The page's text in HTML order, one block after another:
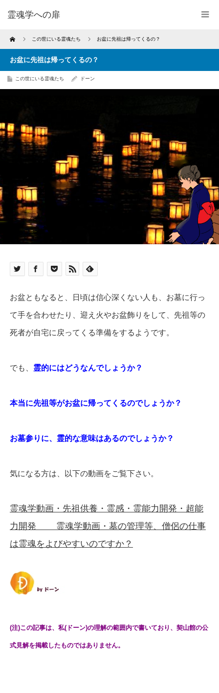
霊魂学への扉
Home この世にいる霊魂たち お盆に先祖は帰ってくるの？
お盆に先祖は帰ってくるの？
この世にいる霊魂たち ドーン
お盆ともなると、日頃は信心深くない人も、お墓に行っ
て手を合わせたり、迎え火やお盆飾りをして、先祖等の
死者が自宅に戻ってくる準備をするようです。
でも、 霊的にはどうなんでしょうか？
本当に先祖等がお盆に帰ってくるのでしょうか？
お墓参りに、霊的な意味はあるのでしょうか？
気になる方は、以下の動画をご覧下さい。
霊魂学動画・先祖供養・霊感・霊能力開発・超能
力開発 霊魂学動画・墓の管理等、僧侶の仕事
は霊魂をよびやすいのですか？
(注)この記事は、私(ドーン)の理解の範囲内で書いており、契山館の公
式見解を掲載したものではありません。